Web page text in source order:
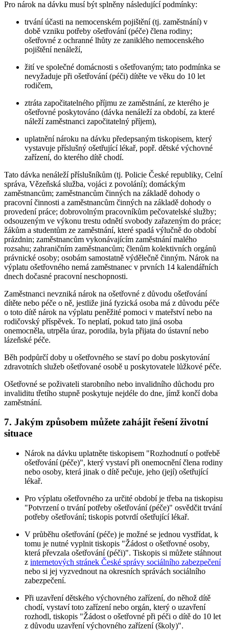
Pro nárok na dávku musí být splněny následující podmínky:
trvání účasti na nemocenském pojištění (tj. zaměstnání) v
době vzniku potřeby ošetřování (péče) člena rodiny;
ošetřovné z ochranné lhůty ze zaniklého nemocenského
pojištění nenáleží,
žití ve společné domácnosti s ošetřovaným; tato podmínka se
nevyžaduje při ošetřování (péči) dítěte ve věku do 10 let
rodičem,
ztráta započitatelného příjmu ze zaměstnání, ze kterého je
ošetřovné poskytováno (dávka nenáleží za období, za které
náleží zaměstnanci započitatelný příjem),
uplatnění nároku na dávku předepsaným tiskopisem, který
vystavuje příslušný ošetřující lékař, popř. dětské výchovné
zařízení, do kterého dítě chodí.
Tato dávka nenáleží příslušníkům (tj. Policie České republiky, Celní
správa, Vězeňská služba, vojáci z povolání); domáckým
zaměstnancům; zaměstnancům činných na základě dohody o
pracovní činnosti a zaměstnancům činných na základě dohody o
provedení práce; dobrovolným pracovníkům pečovatelské služby;
odsouzeným ve výkonu trestu odnětí svobody zařazeným do práce;
žákům a studentům ze zaměstnání, které spadá výlučně do období
prázdnin; zaměstnancům vykonávajícím zaměstnání malého
rozsahu; zahraničním zaměstnancům; členům kolektivních orgánů
právnické osoby; osobám samostatně výdělečně činným. Nárok na
výplatu ošetřovného nemá zaměstnanec v prvních 14 kalendářních
dnech dočasné pracovní neschopnosti.
Zaměstnanci nevzniká nárok na ošetřovné z důvodu ošetřování
dítěte nebo péče o ně, jestliže jiná fyzická osoba má z důvodu péče
o toto dítě nárok na výplatu peněžité pomoci v mateřství nebo na
rodičovský příspěvek. To neplatí, pokud tato jiná osoba
onemocněla, utrpěla úraz, porodila, byla přijata do ústavní nebo
lázeňské péče.
Běh podpůrčí doby u ošetřovného se staví po dobu poskytování
zdravotních služeb ošetřované osobě u poskytovatele lůžkové péče.
Ošetřovné se poživateli starobního nebo invalidního důchodu pro
invaliditu třetího stupně poskytuje nejdéle do dne, jímž končí doba
zaměstnání.
7. Jakým způsobem můžete zahájit řešení životní
situace
Nárok na dávku uplatněte tiskopisem "Rozhodnutí o potřebě
ošetřování (péče)", který vystaví při onemocnění člena rodiny
nebo osoby, která jinak o dítě pečuje, jeho (její) ošetřující
lékař.
Pro výplatu ošetřovného za určité období je třeba na tiskopisu
"Potvrzení o trvání potřeby ošetřování (péče)" osvědčit trvání
potřeby ošetřování; tiskopis potvrdí ošetřující lékař.
V průběhu ošetřování (péče) je možné se jednou vystřídat, k
tomu je nutné vyplnit tiskopis "Žádost o ošetřovné osoby,
která převzala ošetřování (péči)". Tiskopis si můžete stáhnout
z internetových stránek České správy sociálního zabezpečení
nebo si jej vyzvednout na okresních správách sociálního
zabezpečení.
Při uzavření dětského výchovného zařízení, do něhož dítě
chodí, vystaví toto zařízení nebo orgán, který o uzavření
rozhodl, tiskopis "Žádost o ošetřovné při péči o dítě do 10 let
z důvodu uzavření výchovného zařízení (školy)".